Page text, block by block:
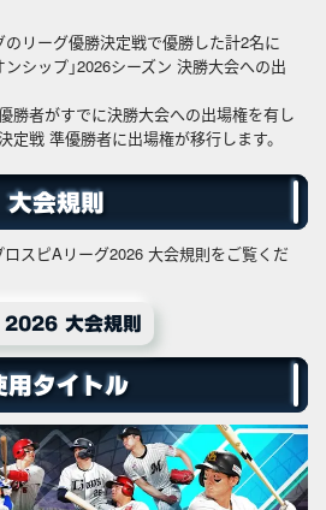
のリーグ優勝決定戦で優勝した計2名に
ンシップ」2026シーズン 決勝大会への出
勝者がすでに決勝大会への出場権を有し
定戦 準優勝者に出場権が移行します。
大会規則
スピAリーグ2026 大会規則をご覧くだ
大会規則
用タイトル